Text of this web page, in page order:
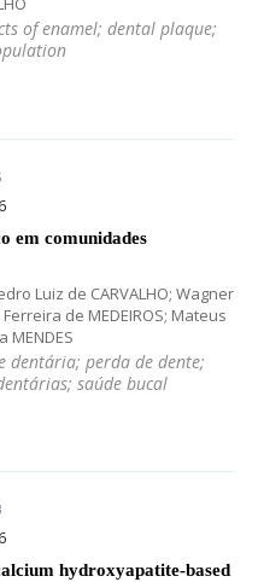
of enamel; dental plaque;
em comunidades
Luiz de CARVALHO; Wagner
de MEDEIROS; Mateus
MENDES
dentária; perda de dente;
saúde bucal
hydroxyapatite-based